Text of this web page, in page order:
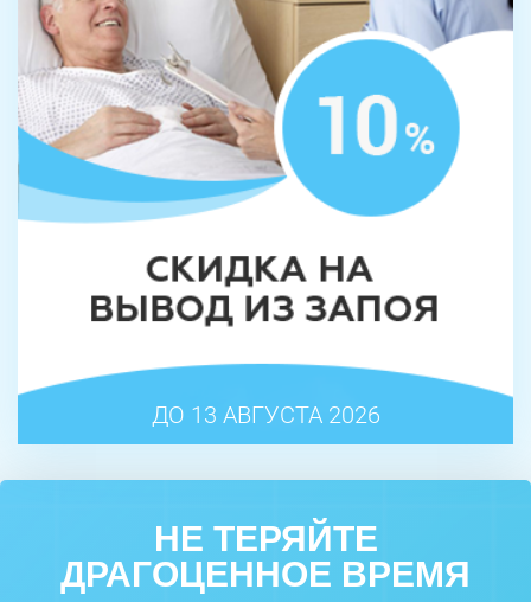
ДО 13 АВГУСТА 2026
НЕ ТЕРЯЙТЕ
ДРАГОЦЕННОЕ ВРЕМЯ